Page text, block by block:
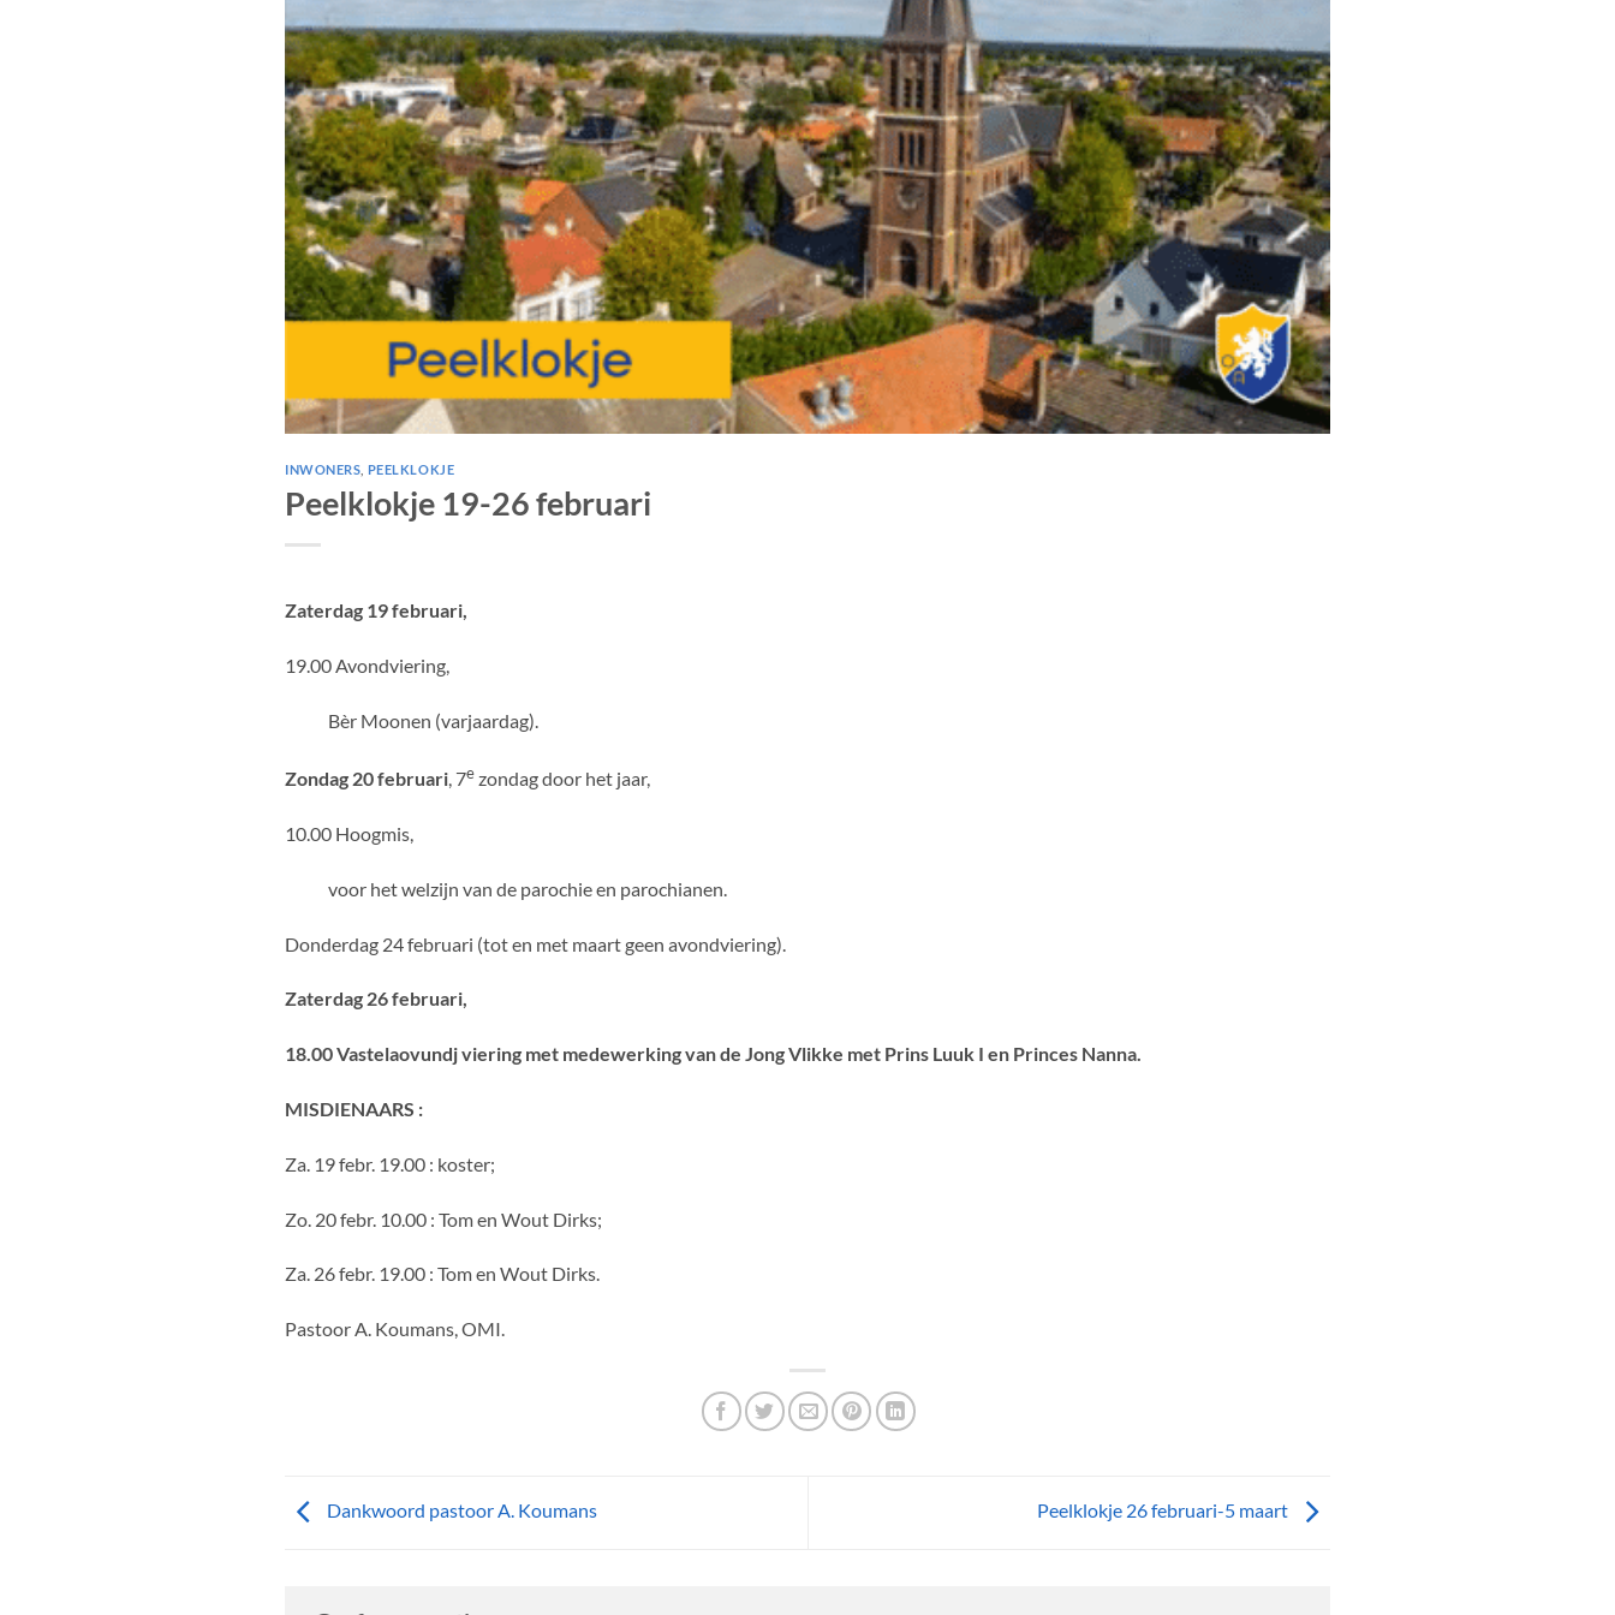
INWONERS PEELKLOKJE
Peelklokje 19-26 februari
Zaterdag 19 februari,
19.00 Avondviering,
Bèr Moonen (varjaardag).
Zondag 20 februari, 7ezondag door het jaar,
10.00 Hoogmis,
voor het welzijn van de parochie en parochianen.
Donderdag 24 februari (tot en met maart geen avondviering).
Zaterdag 26 februari,
18.00 Vastelaovundj viering met medewerking van de Jong Vlikke met Prins Luuk I en Princes Nanna.
MISDIENAARS :
Za. 19 febr. 19.00 : koster;
Zo. 20 febr. 10.00 : Tom en Wout Dirks;
Za. 26 febr. 19.00 : Tom en Wout Dirks.
Pastoor A. Koumans, OMI.
Dankwoord pastoor A. Koumans Peelklokje 26 februari-5 maart